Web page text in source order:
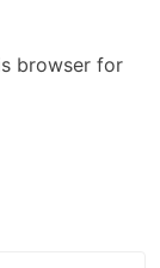
browser for